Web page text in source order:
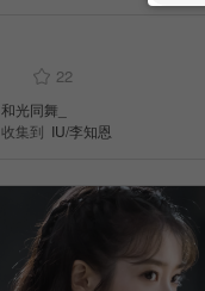
22
和光同舞_
收集到 IU/李知恩